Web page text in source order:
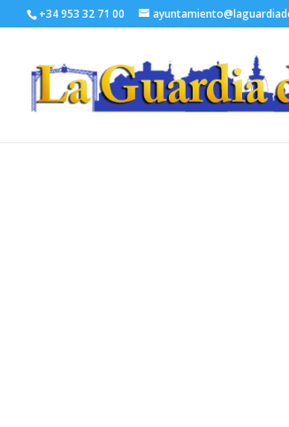
+34 953 32 71 00